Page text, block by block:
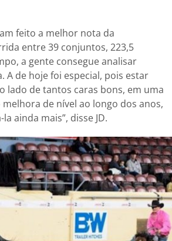
feito a melhor nota da
entre 39 conjuntos, 223,5
a gente consegue analisar
A de hoje foi especial, pois estar
lado de tantos caras bons, em uma
de nível ao longo dos anos,
ainda mais”, disse JD.